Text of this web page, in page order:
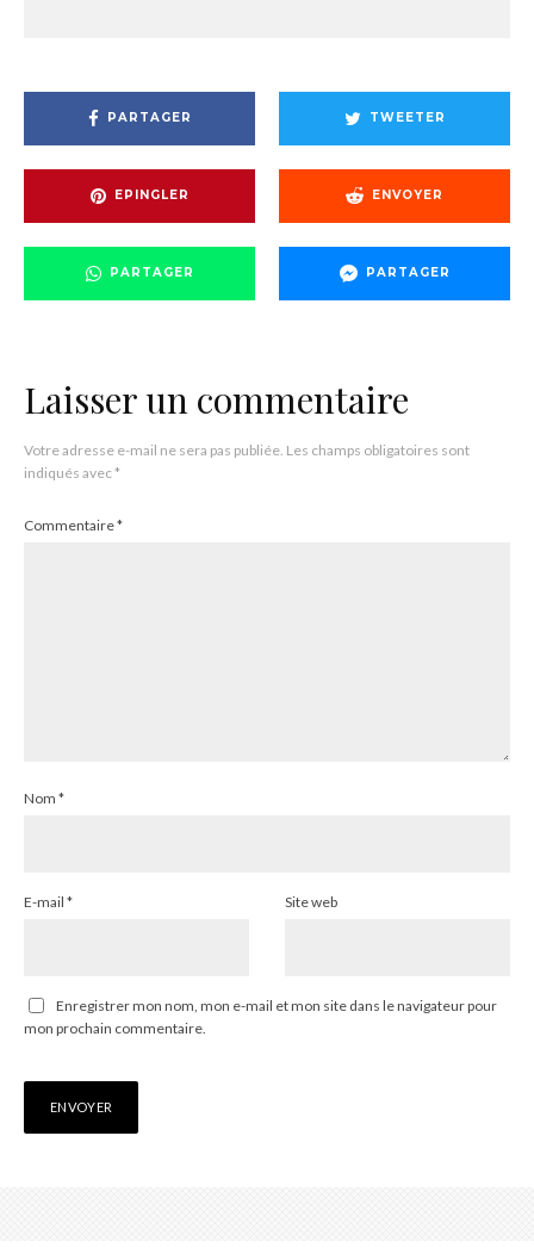
PARTAGER TWEETER
EPINGLER ENVOYER
PARTAGER PARTAGER
Laisser un commentaire
Votre adresse e-mail ne sera pas publiée. Les champs obligatoires sont
indiqués avec*
Commentaire*
Nom *
E-mail * Site web
Enregistrer mon nom, mon e-mail et mon site dans le navigateur pour
mon prochain commentaire.